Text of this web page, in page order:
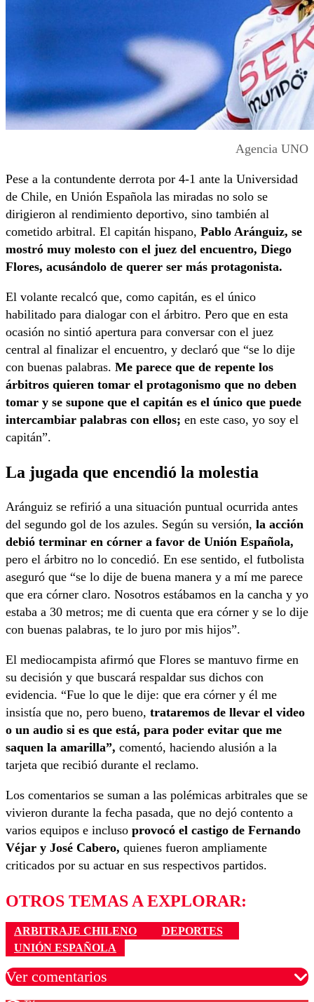
Agencia UNO
Pese a la contundente derrota por 4-1 ante la Universidad
de Chile, en Unión Española las miradas no solo se
dirigieron al rendimiento deportivo, sino también al
cometido arbitral. El capitán hispano, Pablo Aránguiz, se
mostró muy molesto con el juez del encuentro, Diego
Flores, acusándolo de querer ser más protagonista.
El volante recalcó que, como capitán, es el único
habilitado para dialogar con el árbitro. Pero que en esta
ocasión no sintió apertura para conversar con el juez
central al finalizar el encuentro, y declaró que “se lo dije
con buenas palabras. Me parece que de repente los
árbitros quieren tomar el protagonismo que no deben
tomar y se supone que el capitán es el único que puede
intercambiar palabras con ellos; en este caso, yo soy el
capitán”.
La jugada que encendió la molestia
Aránguiz se refirió a una situación puntual ocurrida antes
del segundo gol de los azules. Según su versión, la acción
debió terminar en córner a favor de Unión Española,
pero el árbitro no lo concedió. En ese sentido, el futbolista
aseguró que “se lo dije de buena manera y a mí me parece
que era córner claro. Nosotros estábamos en la cancha y yo
estaba a 30 metros; me di cuenta que era córner y se lo dije
con buenas palabras, te lo juro por mis hijos”.
El mediocampista afirmó que Flores se mantuvo firme en
su decisión y que buscará respaldar sus dichos con
evidencia. “Fue lo que le dije: que era córner y él me
insistía que no, pero bueno, trataremos de llevar el video
o un audio si es que está, para poder evitar que me
saquen la amarilla”, comentó, haciendo alusión a la
tarjeta que recibió durante el reclamo.
Los comentarios se suman a las polémicas arbitrales que se
vivieron durante la fecha pasada, que no dejó contento a
varios equipos e incluso provocó el castigo de Fernando
Véjar y José Cabero, quienes fueron ampliamente
criticados por su actuar en sus respectivos partidos.
OTROS TEMAS A EXPLORAR:
ARBITRAJE CHILENO
DEPORTES
UNIÓN ESPAÑOLA
Ver comentarios